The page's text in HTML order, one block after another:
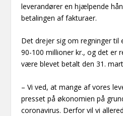
leverandører en hjælpende
betalingen af fakturaer.
Det drejer sig om regninger til
90-100 millioner kr., og det er
være blevet betalt den 31.
– Vi ved, at mange af vores
presset på økonomien på
coronavirus. Derfor vil vi